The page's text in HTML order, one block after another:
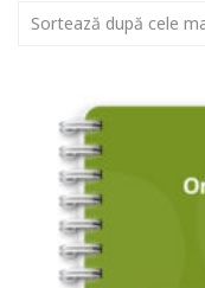
Sortează după cele